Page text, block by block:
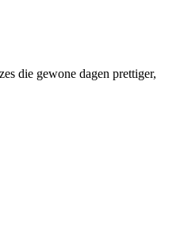
die gewone dagen prettiger,